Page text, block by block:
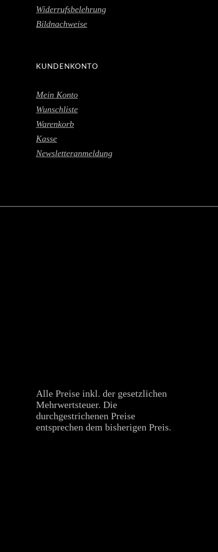
Widerrufsbelehrung
Bildnachweise
KUNDENKONTO
Mein Konto
Wunschliste
Warenkorb
Kasse
Newsletteranmeldung
Alle Preise inkl. der gesetzlichen
Mehrwertsteuer. Die
durchgestrichenen Preise
entsprechen dem bisherigen Preis.